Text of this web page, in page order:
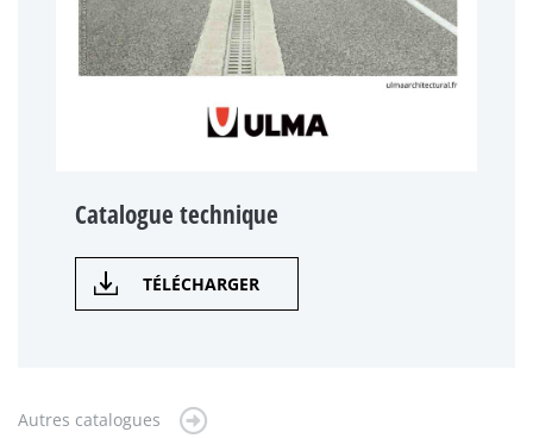
Catalogue technique
TÉLÉCHARGER
Autres catalogues